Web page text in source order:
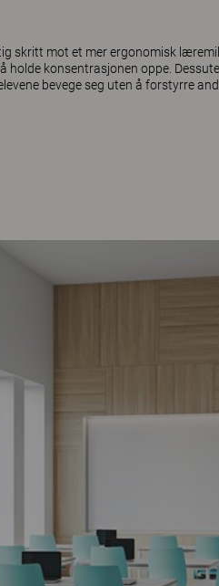
skritt mot et mer ergonomisk
holde konsentrasjonen oppe.
bevege seg uten å forstyrre